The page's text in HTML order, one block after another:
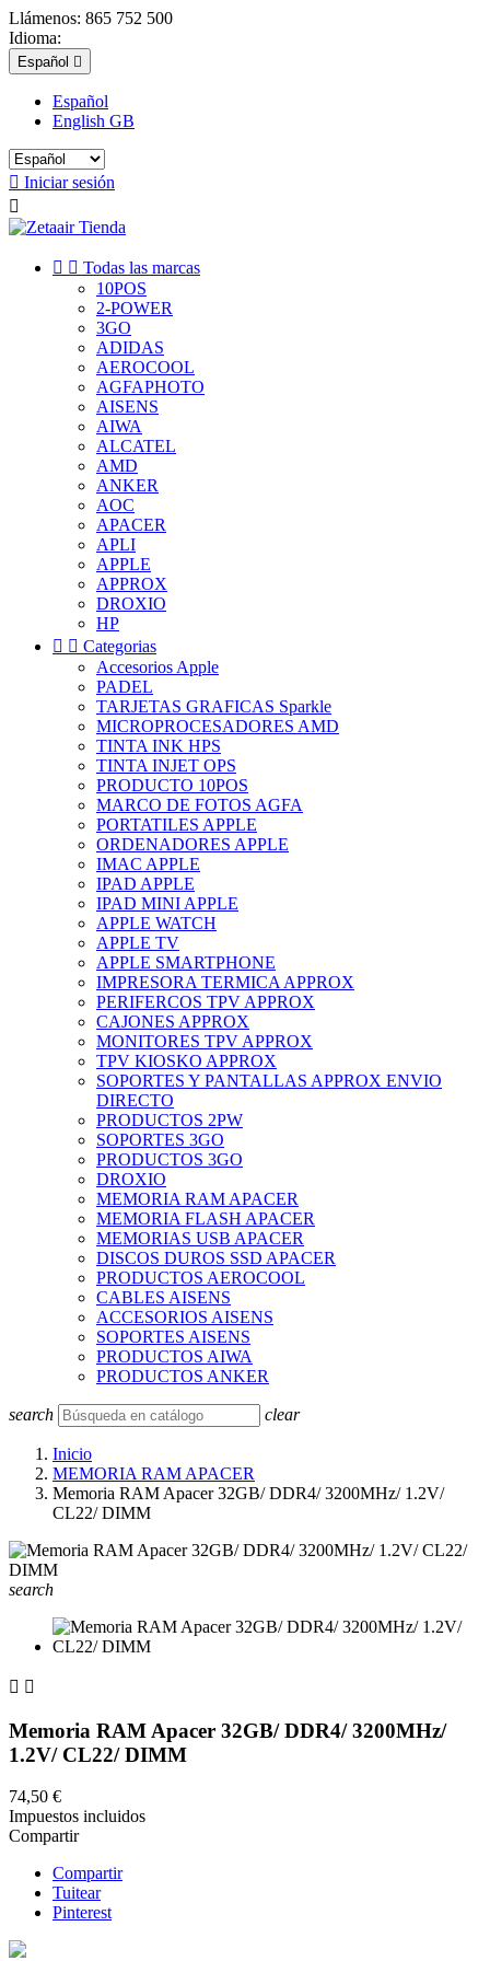
Llámenos: 865 752 500
Idioma:
Español 
Español
English GB
 Iniciar sesión

  Todas las marcas
10POS
2-POWER
3GO
ADIDAS
AEROCOOL
AGFAPHOTO
AISENS
AIWA
ALCATEL
AMD
ANKER
AOC
APACER
APLI
APPLE
APPROX
DROXIO
HP
  Categorias
Accesorios Apple
PADEL
TARJETAS GRAFICAS Sparkle
MICROPROCESADORES AMD
TINTA INK HPS
TINTA INJET OPS
PRODUCTO 10POS
MARCO DE FOTOS AGFA
PORTATILES APPLE
ORDENADORES APPLE
IMAC APPLE
IPAD APPLE
IPAD MINI APPLE
APPLE WATCH
APPLE TV
APPLE SMARTPHONE
IMPRESORA TERMICA APPROX
PERIFERCOS TPV APPROX
CAJONES APPROX
MONITORES TPV APPROX
TPV KIOSKO APPROX
SOPORTES Y PANTALLAS APPROX ENVIO
DIRECTO
PRODUCTOS 2PW
SOPORTES 3GO
PRODUCTOS 3GO
DROXIO
MEMORIA RAM APACER
MEMORIA FLASH APACER
MEMORIAS USB APACER
DISCOS DUROS SSD APACER
PRODUCTOS AEROCOOL
CABLES AISENS
ACCESORIOS AISENS
SOPORTES AISENS
PRODUCTOS AIWA
PRODUCTOS ANKER
search clear
Inicio
MEMORIA RAM APACER
Memoria RAM Apacer 32GB/ DDR4/ 3200MHz/ 1.2V/
CL22/ DIMM
search
 
Memoria RAM Apacer 32GB/ DDR4/ 3200MHz/
1.2V/ CL22/ DIMM
74,50 €
Impuestos incluidos
Compartir
Compartir
Tuitear
Pinterest